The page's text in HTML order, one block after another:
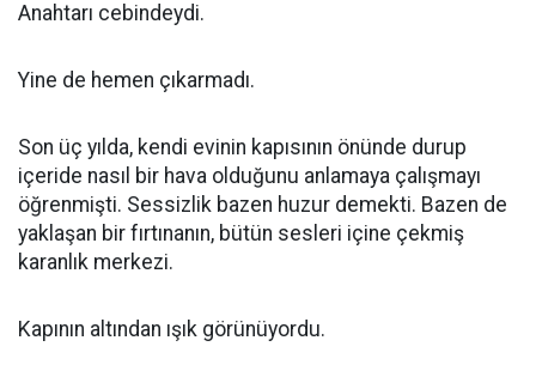
Anahtarı cebindeydi.
Yine de hemen çıkarmadı.
Son üç yılda, kendi evinin kapısının önünde durup
içeride nasıl bir hava olduğunu anlamaya çalışmayı
öğrenmişti. Sessizlik bazen huzur demekti. Bazen de
yaklaşan bir fırtınanın, bütün sesleri içine çekmiş
karanlık merkezi.
Kapının altından ışık görünüyordu.